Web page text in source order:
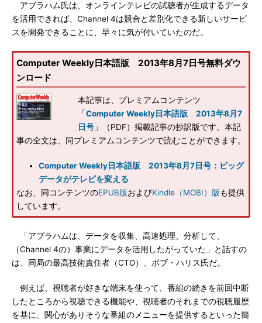
アブラハム氏は、オンラインテレビの試聴者が生成するデータ
を活用できれば、Channel 4は競合と差別化できる新しいサービ
スを開発できることに、早々に気が付いていたのだ。
Computer Weekly日本語版 2013年8月7日号無料ダウ
ンロード
本記事は、プレミアムコンテンツ
「Computer Weekly日本語版 2013年8月7
日号 」（PDF）掲載記事の抄訳版です。本記
事の全文は、同プレミアムコンテンツで読むことができます。
Computer Weekly日本語版 2013年8月7日号：ビッグ
データがテレビを変える
なお、同コンテンツのEPUB版およびKindle（MOBI）版も提供
しています。
「アブラハムは、データを収集、高速処理、分析して、
（Channel 4の）事業にデータを活用したがっていた」と話すの
は、同局の最高技術責任者（CTO）、ボブ・ハリス氏だ。
例えば、視聴者が好きな端末を使って、番組の続きを前回中断
したところから視聴できる機能や、視聴者のそれまでの視聴履歴
を基に、関心がありそうな番組のメニューを提供するといった簡